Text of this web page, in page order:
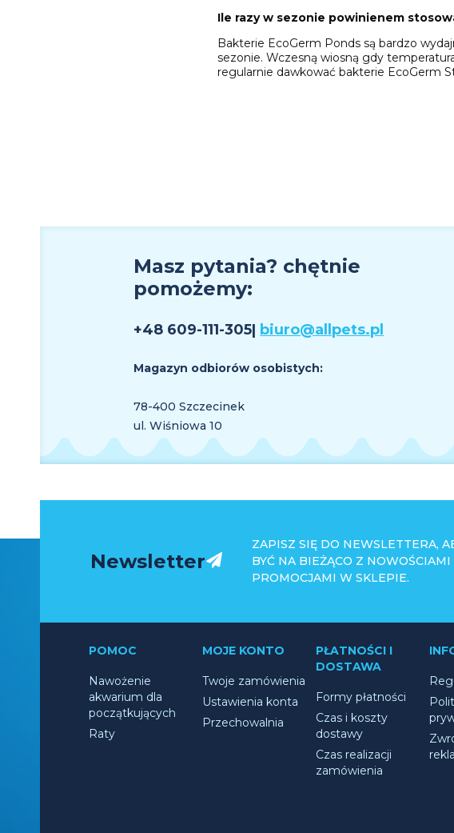
Ile razy w sezonie powinienem
Bakterie EcoGerm Ponds są bardzo
sezonie. Wczesną wiosną gdy
regularnie dawkować bakterie EcoGerm
Masz pytania? chętnie
pomożemy:
+48 609-111-305| biuro@allpets.pl
Magazyn odbiorów osobistych:
78-400 Szczecinek
ul. Wiśniowa 10
Newsletter
ZAPISZ SIĘ DO NEWSLETTERA,
BYĆ NA BIEŻĄCO Z NOWOŚCIAMI
PROMOCJAMI W SKLEPIE.
POMOC
Nawożenie
akwarium dla
początkujących
Raty
MOJE KONTO
Twoje zamówienia
Ustawienia konta
Przechowalnia
PŁATNOŚCI I
DOSTAWA
Formy płatności
Czas i koszty
dostawy
Czas realizacji
zamówienia